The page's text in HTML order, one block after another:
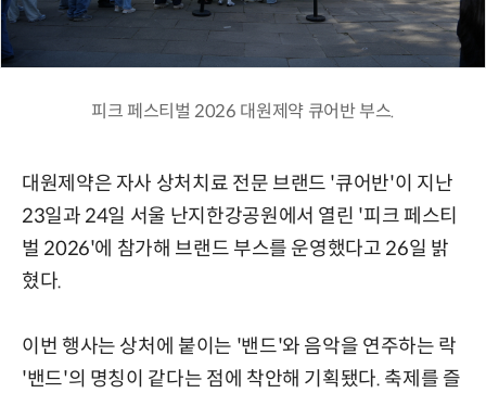
피크 페스티벌 2026 대원제약 큐어반 부스.
대원제약은 자사 상처치료 전문 브랜드 '큐어반'이 지난
23일과 24일 서울 난지한강공원에서 열린 '피크 페스티
벌 2026'에 참가해 브랜드 부스를 운영했다고 26일 밝
혔다.
이번 행사는 상처에 붙이는 '밴드'와 음악을 연주하는 락
'밴드'의 명칭이 같다는 점에 착안해 기획됐다. 축제를 즐